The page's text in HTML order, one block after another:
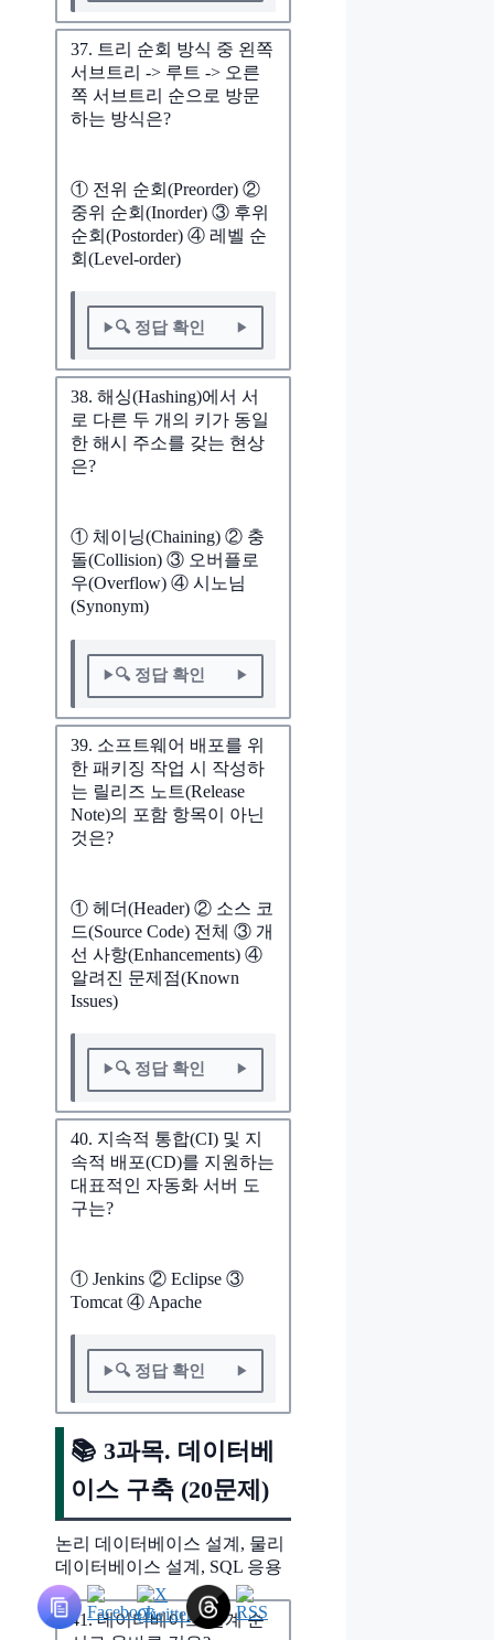
37. 트리 순회 방식 중 왼쪽
서브트리 -> 루트 -> 오른
쪽 서브트리 순으로 방문
하는 방식은?
① 전위 순회(Preorder) ②
중위 순회(Inorder) ③ 후위
순회(Postorder) ④ 레벨 순
회(Level-order)
🔍 정답 확인
38. 해싱(Hashing)에서 서
로 다른 두 개의 키가 동일
한 해시 주소를 갖는 현상
은?
① 체이닝(Chaining) ② 충
돌(Collision) ③ 오버플로
우(Overflow) ④ 시노님
(Synonym)
🔍 정답 확인
39. 소프트웨어 배포를 위
한 패키징 작업 시 작성하
는 릴리즈 노트(Release
Note)의 포함 항목이 아닌
것은?
① 헤더(Header) ② 소스 코
드(Source Code) 전체 ③ 개
선 사항(Enhancements) ④
알려진 문제점(Known
Issues)
🔍 정답 확인
40. 지속적 통합(CI) 및 지
속적 배포(CD)를 지원하는
대표적인 자동화 서버 도
구는?
① Jenkins ② Eclipse ③
Tomcat ④ Apache
🔍 정답 확인
📚 3과목. 데이터베
이스 구축 (20문제)
논리 데이터베이스 설계, 물리
데이터베이스 설계, SQL 응용
41. 데이터베이스 설계 순